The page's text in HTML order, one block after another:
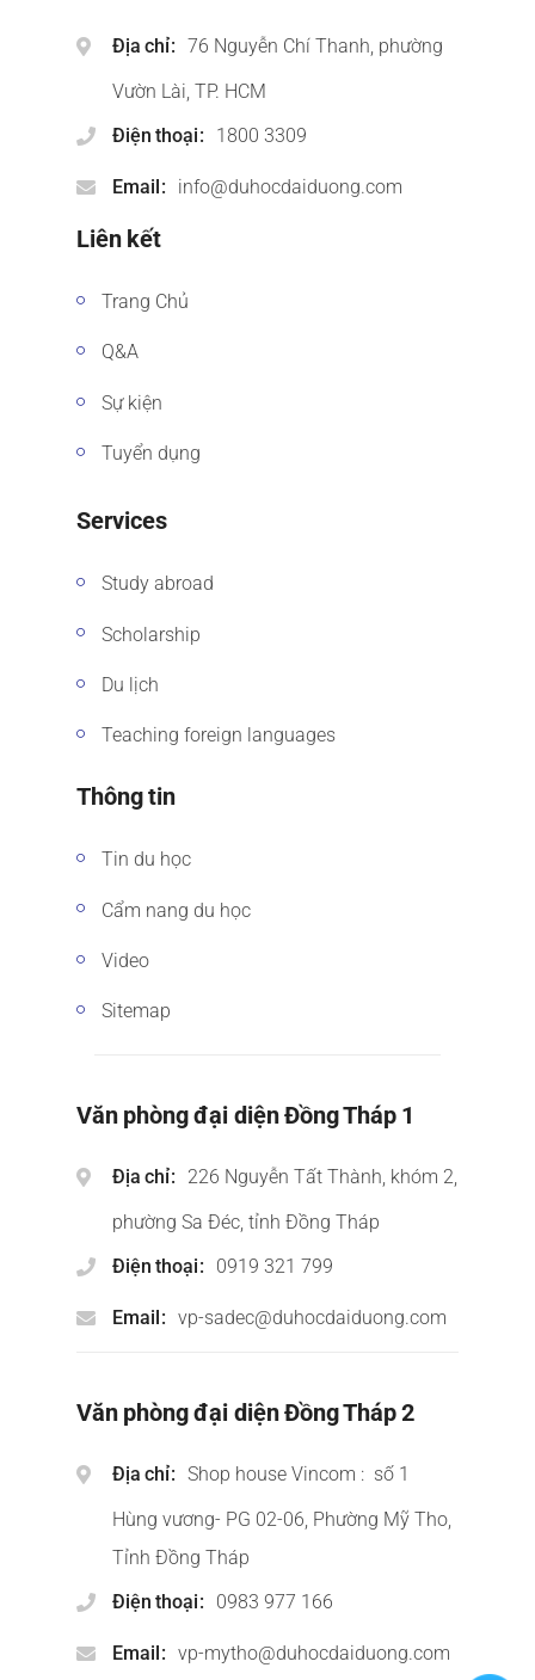
Địa chỉ
76 Nguyễn Chí Thanh, phường
Vườn Lài, TP. HCM
Điện thoại
1800 3309
Email info@duhocdaiduong.com
Liên kết
Trang Chủ
Q&A
Sự kiện
Tuyển dụng
Services
Study abroad
Scholarship
Du lịch
Teaching foreign languages
Thông tin
Tin du học
Cẩm nang du học
Video
Sitemap
Văn phòng đại diện Đồng Tháp 1
Địa chỉ
226 Nguyễn Tất Thành, khóm 2,
phường Sa Đéc, tỉnh Đồng Tháp
Điện thoại
0919 321 799
Email vp-sadec@duhocdaiduong.com
Văn phòng đại diện Đồng Tháp 2
Địa chỉ
Shop house Vincom : số 1
Hùng vương- PG 02-06, Phường Mỹ Tho,
Tỉnh Đồng Tháp
Điện thoại
0983 977 166
Email vp-mytho@duhocdaiduong.com